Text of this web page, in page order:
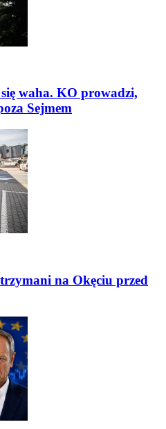
waha. KO prowadzi,
Sejmem
na Okęciu przed